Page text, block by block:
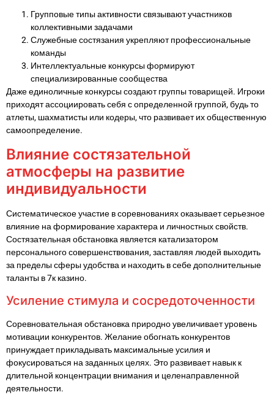
Групповые типы активности связывают участников
коллективными задачами
Служебные состязания укрепляют профессиональные
команды
Интеллектуальные конкурсы формируют
специализированные сообщества
Даже единоличные конкурсы создают группы товарищей. Игроки
приходят ассоциировать себя с определенной группой, будь то
атлеты, шахматисты или кодеры, что развивает их общественную
самоопределение.
Влияние состязательной
атмосферы на развитие
индивидуальности
Систематическое участие в соревнованиях оказывает серьезное
влияние на формирование характера и личностных свойств.
Состязательная обстановка является катализатором
персонального совершенствования, заставляя людей выходить
за пределы сферы удобства и находить в себе дополнительные
таланты в 7к казино.
Усиление стимула и сосредоточенности
Соревновательная обстановка природно увеличивает уровень
мотивации конкурентов. Желание обогнать конкурентов
принуждает прикладывать максимальные усилия и
фокусироваться на заданных целях. Это развивает навык к
длительной концентрации внимания и целенаправленной
деятельности.